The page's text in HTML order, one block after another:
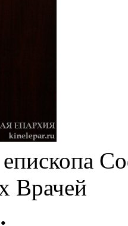
Врачей